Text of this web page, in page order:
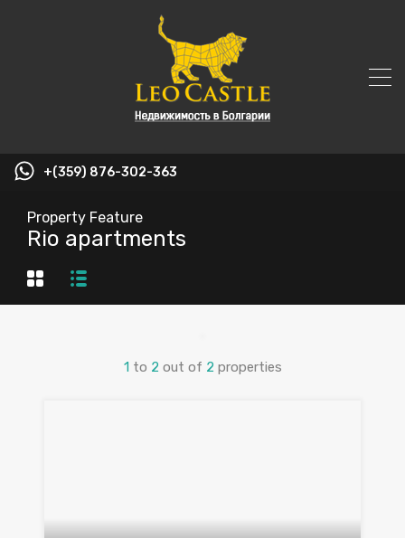
+(359) 876-302-363
Property Feature
Rio apartments
1 to 2 out of 2 properties